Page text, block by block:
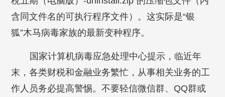
含同文件名的可执行程序文件）。这实际是“银
狐”木马病毒家族的最新变种程序。
国家计算机病毒应急处理中心提示，临近年
末，各类财税和金融业务繁忙，从事相关业务的工
作人员务必提高警惕。不要轻信微信群、QQ群或